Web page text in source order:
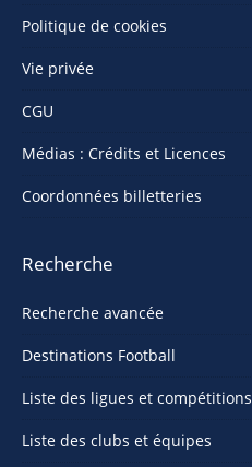
Politique de cookies
Vie privée
CGU
Médias : Crédits et Licences
Coordonnées billetteries
Recherche
Recherche avancée
Destinations Football
Liste des ligues et compétitions
Liste des clubs et équipes